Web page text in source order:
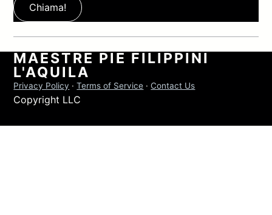
Chiama!
MAESTRE PIE FILIPPINI
L'AQUILA
Privacy Policy ·Terms of Service ·Contact Us
Copyright LLC